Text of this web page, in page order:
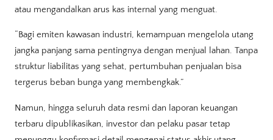
atau mengandalkan arus kas internal yang menguat.
“Bagi emiten kawasan industri, kemampuan mengelola utang
jangka panjang sama pentingnya dengan menjual lahan. Tanpa
struktur liabilitas yang sehat, pertumbuhan penjualan bisa
tergerus beban bunga yang membengkak.”
Namun, hingga seluruh data resmi dan laporan keuangan
terbaru dipublikasikan, investor dan pelaku pasar tetap